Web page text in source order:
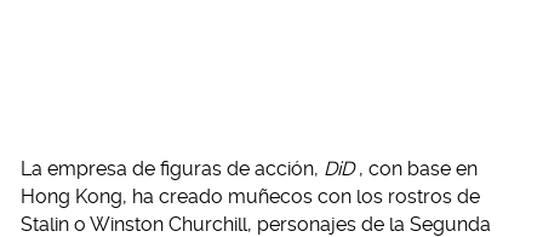
La empresa de figuras de acción, DiD , con base en
Hong Kong, ha creado muñecos con los rostros de
Stalin o Winston Churchill, personajes de la Segunda